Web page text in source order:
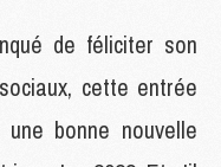
de féliciter son
cette entrée
bonne nouvelle